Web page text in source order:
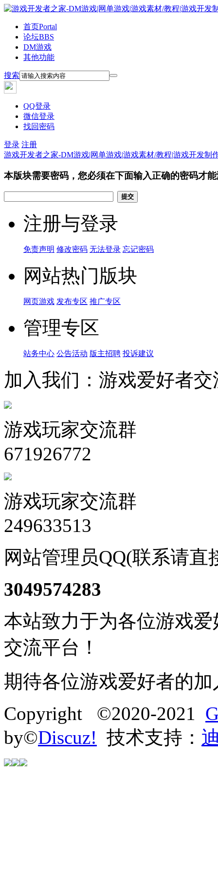
首页Portal
论坛BBS
DM游戏
其他功能
搜索
QQ登录
微信登录
找回密码
登录 注册
游戏开发者之家-DM游戏|网单游戏|游戏素材/教程|游戏开发制
本版块需要密码，您必须在下面输入正确的密码才
提交
注册与登录
免责声明 修改密码 无法登录 忘记密码
网站热门版块
网页游戏 发布专区 推广专区
管理专区
站务中心 公告活动 版主招聘 投诉建议
加入我们：游戏爱好者交
游戏玩家交流群
671926772
游戏玩家交流群
249633513
网站管理员QQ(联系请直
3049574283
本站致力于为各位游戏
交流平台！
期待各位游戏爱好者的加
Copyright ©2020-2021
by©Discuz! 技术支持：